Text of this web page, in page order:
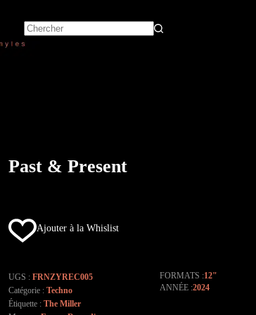
Past & Present
Ajouter à la Whislist
UGS : FRNZYREC005
Catégorie : Techno
Étiquette : The Miller
FORMATS 12"
ANNÉE 2024